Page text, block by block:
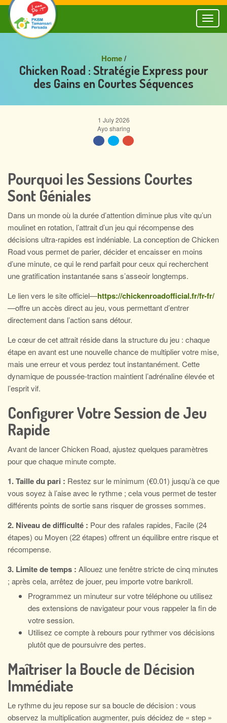
Home /
Chicken Road : Stratégie Express pour
des Gains en Courtes Séquences
1 July 2026
Ayo sharing
Pourquoi les Sessions Courtes
Sont Géniales
Dans un monde où la durée d’attention diminue plus vite qu’un
moulinet en rotation, l’attrait d’un jeu qui récompense des
décisions ultra‑rapides est indéniable. La conception de Chicken
Road vous permet de parier, décider et encaisser en moins
d’une minute, ce qui le rend parfait pour ceux qui recherchent
une gratification instantanée sans s’asseoir longtemps.
Le lien vers le site officiel—https://chickenroadofficial.fr/fr-fr/
—offre un accès direct au jeu, vous permettant d’entrer
directement dans l’action sans détour.
Le cœur de cet attrait réside dans la structure du jeu : chaque
étape en avant est une nouvelle chance de multiplier votre mise,
mais une erreur et vous perdez tout instantanément. Cette
dynamique de poussée‑traction maintient l’adrénaline élevée et
l’esprit vif.
Configurer Votre Session de Jeu
Rapide
Avant de lancer Chicken Road, ajustez quelques paramètres
pour que chaque minute compte.
1. Taille du pari : Restez sur le minimum (€0.01) jusqu’à ce que
vous soyez à l’aise avec le rythme ; cela vous permet de tester
différents points de sortie sans risquer de grosses sommes.
2. Niveau de difficulté : Pour des rafales rapides, Facile (24
étapes) ou Moyen (22 étapes) offrent un équilibre entre risque et
récompense.
3. Limite de temps : Allouez une fenêtre stricte de cinq minutes
; après cela, arrêtez de jouer, peu importe votre bankroll.
Programmez un minuteur sur votre téléphone ou utilisez
des extensions de navigateur pour vous rappeler la fin de
votre session.
Utilisez ce compte à rebours pour rythmer vos décisions
plutôt que de poursuivre des pertes.
Maîtriser la Boucle de Décision
Immédiate
Le rythme du jeu repose sur sa boucle de décision : vous
observez la multiplication augmenter, puis décidez de « step »